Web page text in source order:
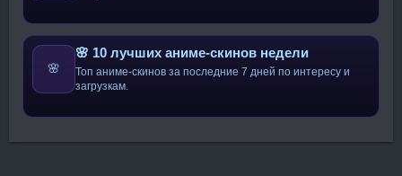
🌸
🌸 10 лучших аниме-скинов недели
Топ аниме-скинов за последние 7 дней по интересу и
загрузкам.